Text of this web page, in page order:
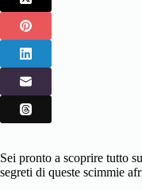
Sei pronto a scoprire tutto
segreti di queste scimmie